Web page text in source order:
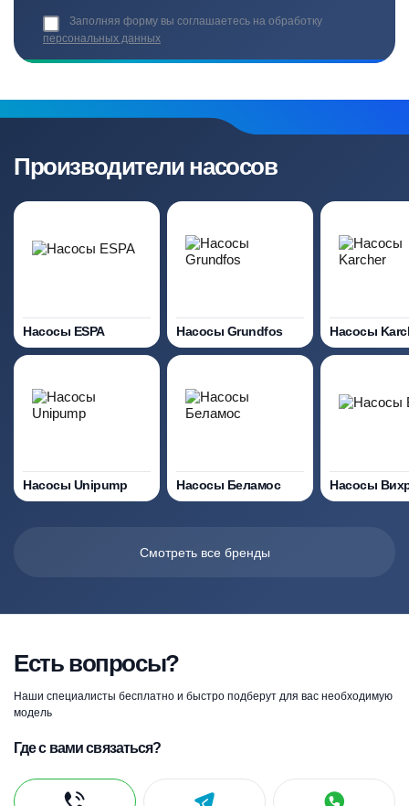
Заполняя форму вы соглашаетесь на обработку
персональных данных
Производители насосов
Насосы ESPA Насосы Grundfos Насосы
Насосы Unipump Насосы Беламос Насосы
Смотреть все бренды
Есть вопросы?
Наши специалисты бесплатно и быстро подберут для вас необходимую
модель
Где с вами связаться?